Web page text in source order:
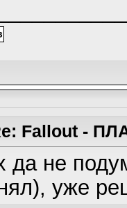
Fallout -
да не
уже